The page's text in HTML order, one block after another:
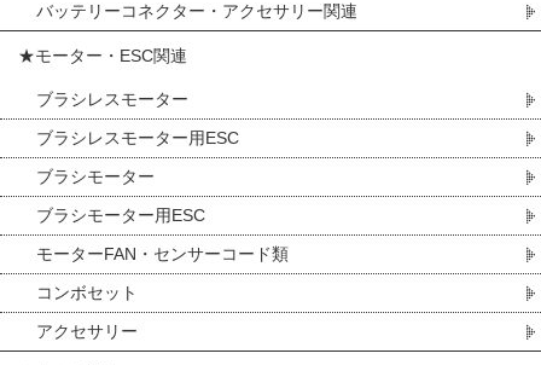
バッテリーコネクター・アクセサリー関連
★モーター・ESC関連
ブラシレスモーター
ブラシレスモーター用ESC
ブラシモーター
ブラシモーター用ESC
モーターFAN・センサーコード類
コンボセット
アクセサリー